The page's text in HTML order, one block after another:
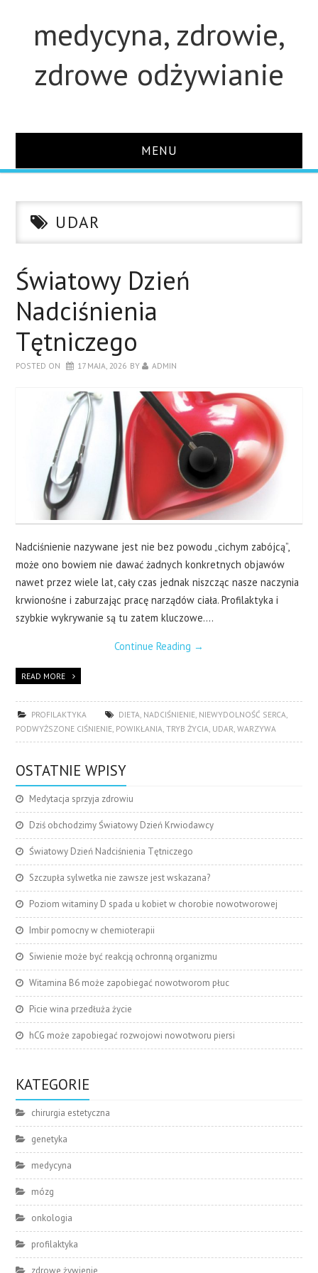
medycyna, zdrowie,
zdrowe odżywianie
MENU
STUDIA
KONTAKT
UDAR
Światowy Dzień
Nadciśnienia
Tętniczego
POSTED ON 17 MAJA, 2026 BY ADMIN
Nadciśnienie nazywane jest nie bez powodu „cichym zabójcą”,
może ono bowiem nie dawać żadnych konkretnych objawów
nawet przez wiele lat, cały czas jednak niszcząc nasze naczynia
krwionośne i zaburzając pracę narządów ciała. Profilaktyka i
szybkie wykrywanie są tu zatem kluczowe.…
Continue Reading →
READ MORE
PROFILAKTYKA DIETA, NADCIŚNIENIE, NIEWYDOLNOŚĆ SERCA,
PODWYŻSZONE CIŚNIENIE, POWIKŁANIA,TRYB ŻYCIA, UDAR,WARZYWA
OSTATNIE WPISY
Medytacja sprzyja zdrowiu
Dziś obchodzimy Światowy Dzień Krwiodawcy
Światowy Dzień Nadciśnienia Tętniczego
Szczupła sylwetka nie zawsze jest wskazana?
Poziom witaminy D spada u kobiet w chorobie nowotworowej
Imbir pomocny w chemioterapii
Siwienie może być reakcją ochronną organizmu
Witamina B6 może zapobiegać nowotworom płuc
Picie wina przedłuża życie
hCG może zapobiegać rozwojowi nowotworu piersi
KATEGORIE
chirurgia estetyczna
genetyka
medycyna
mózg
onkologia
profilaktyka